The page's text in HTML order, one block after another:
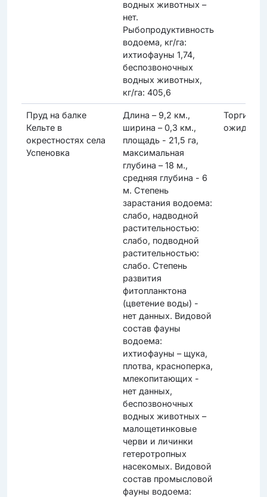
водных животных –
нет.
Рыбопродуктивность
водоема, кг/га:
ихтиофауны 1,74,
беспозвоночных
водных животных,
кг/га: 405,6
Пруд на балке
Кельте в
окрестностях села
Успеновка
Длина – 9,2 км.,
ширина – 0,3 км.,
площадь - 21,5 га,
максимальная
глубина – 18 м.,
средняя глубина - 6
м. Степень
зарастания водоема:
слабо, надводной
растительностью:
слабо, подводной
растительностью:
слабо. Степень
развития
фитопланктона
(цветение воды) -
нет данных. Видовой
состав фауны
водоема:
ихтиофауны – щука,
плотва, красноперка,
млекопитающих -
нет данных,
беспозвоночных
водных животных –
малощетинковые
черви и личинки
гетеротропных
насекомых. Видовой
состав промысловой
фауны водоема:
Торги